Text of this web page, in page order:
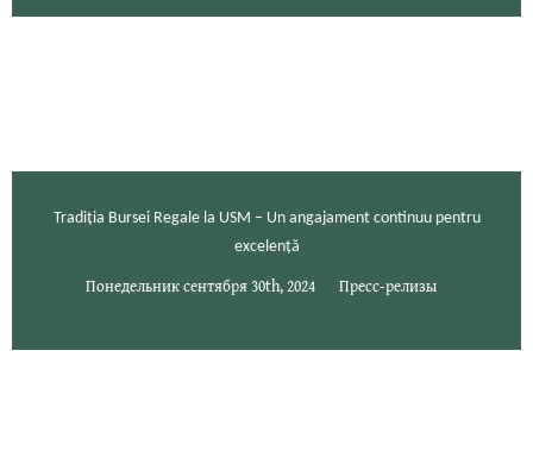
Tradiția Bursei Regale la USM – Un angajament continuu pentru
excelență
Понедельник сентября 30th, 2024 Пресс-релизы